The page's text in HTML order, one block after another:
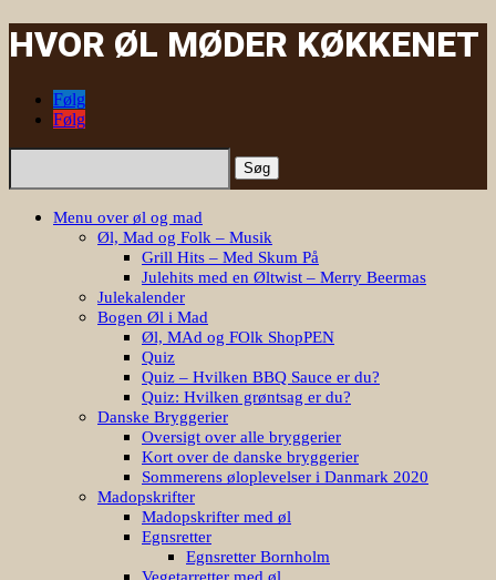
HVOR ØL MØDER KØKKENET
Følg
Følg
Søg
Menu over øl og mad
Øl, Mad og Folk – Musik
Grill Hits – Med Skum På
Julehits med en Øltwist – Merry Beermas
Julekalender
Bogen Øl i Mad
Øl, MAd og FOlk ShopPEN
Quiz
Quiz – Hvilken BBQ Sauce er du?
Quiz: Hvilken grøntsag er du?
Danske Bryggerier
Oversigt over alle bryggerier
Kort over de danske bryggerier
Sommerens øloplevelser i Danmark 2020
Madopskrifter
Madopskrifter med øl
Egnsretter
Egnsretter Bornholm